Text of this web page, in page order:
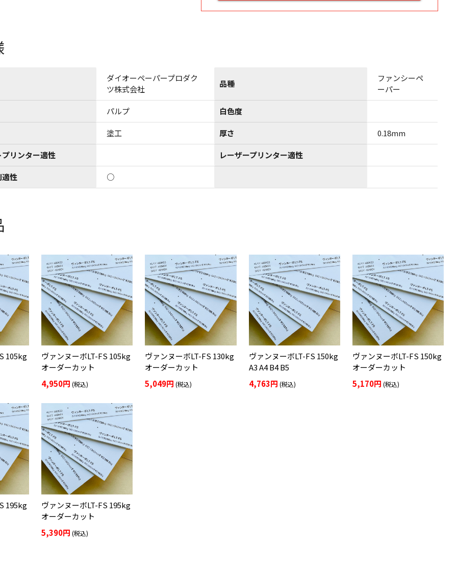
ダイオーペーパープロダク
ツ株式会社
品種
ファンシーペ
ーパー
パルプ 白色度
塗工 厚さ 0.18mm
リンター適性 レーザープリンター適性
性 ○
105kg
ヴァンヌーボLT-FS 105kg
オーダーカット
4,950円(税込)
ヴァンヌーボLT-FS 130kg
オーダーカット
5,049円(税込)
ヴァンヌーボLT-FS 150kg
A3 A4 B4 B5
4,763円 (税込)
ヴァンヌーボLT-FS 150kg
オーダーカット
5,170円 (税込)
195kg
ヴァンヌーボLT-FS 195kg
オーダーカット
5,390円(税込)